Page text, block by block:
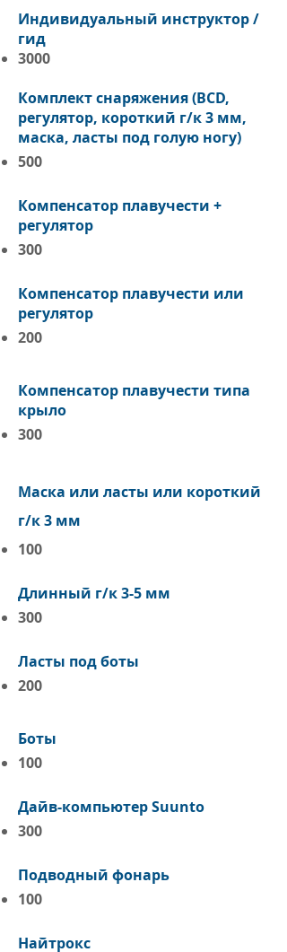
Индивидуальный инструктор /
гид
3000
Комплект снаряжения (BCD,
регулятор, короткий г/к 3 мм,
маска, ласты под голую ногу)
500
Компенсатор плавучести +
регулятор
300
Компенсатор плавучести или
регулятор
200
Компенсатор плавучести типа
крыло
300
Маска или ласты или короткий
г/к 3 мм
100
Длинный г/к 3-5 мм
300
Ласты под боты
200
Боты
100
Дайв-компьютер Suunto
300
Подводный фонарь
100
Найтрокс